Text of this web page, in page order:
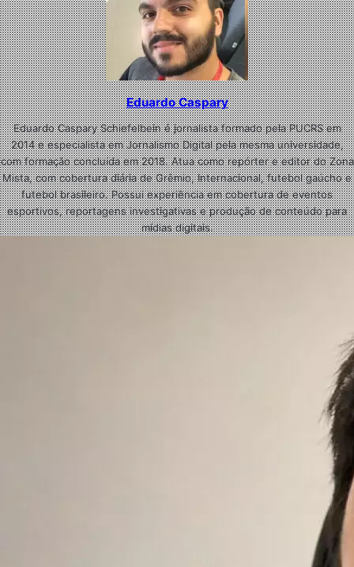
Eduardo Caspary
Eduardo Caspary Schiefelbein é jornalista formado pela PUCRS em
2014 e especialista em Jornalismo Digital pela mesma universidade,
com formação concluída em 2018. Atua como repórter e editor do Zona
Mista, com cobertura diária de Grêmio, Internacional, futebol gaúcho e
futebol brasileiro. Possui experiência em cobertura de eventos
esportivos, reportagens investigativas e produção de conteúdo para
mídias digitais.